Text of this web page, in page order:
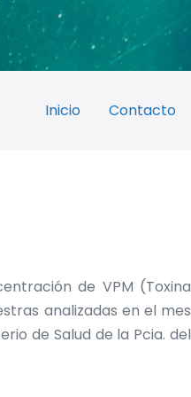
Inicio Contacto
de VPM (Toxina
analizadas en el mes
de Salud de la Pcia. del